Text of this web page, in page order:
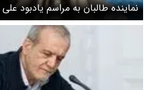
نماینده طالبان به مراسم یادبود
رفت + عکس